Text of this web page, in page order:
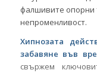
фалшивите опорни
непроменливост.
Хипнозата
забавяне във
свържем